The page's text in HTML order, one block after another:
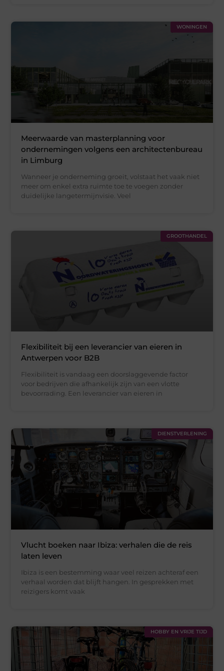
WONINGEN
Meerwaarde van masterplanning voor
ondernemingen volgens een architectenbureau
in Limburg
Wanneer je onderneming groeit, volstaat het vaak niet
meer om enkel extra ruimte toe te voegen zonder
duidelijke langetermijnvisie. Veel
GROOTHANDEL
Flexibiliteit bij een leverancier van eieren in
Antwerpen voor B2B
Flexibiliteit is vandaag een doorslaggevende factor
voor bedrijven die afhankelijk zijn van een vlotte
bevoorrading. Een leverancier van eieren in
DIENSTVERLENING
Vlucht boeken naar Ibiza: verhalen die de reis
laten leven
Ibiza is een bestemming waar veel reizen achteraf een
verhaal worden dat blijft hangen. In gesprekken met
reizigers komt vaak
HOBBY EN VRIJE TIJD